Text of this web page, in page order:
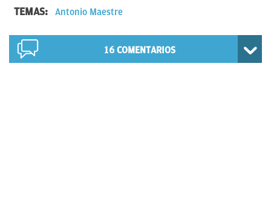
TEMAS: Antonio Maestre
16 COMENTARIOS